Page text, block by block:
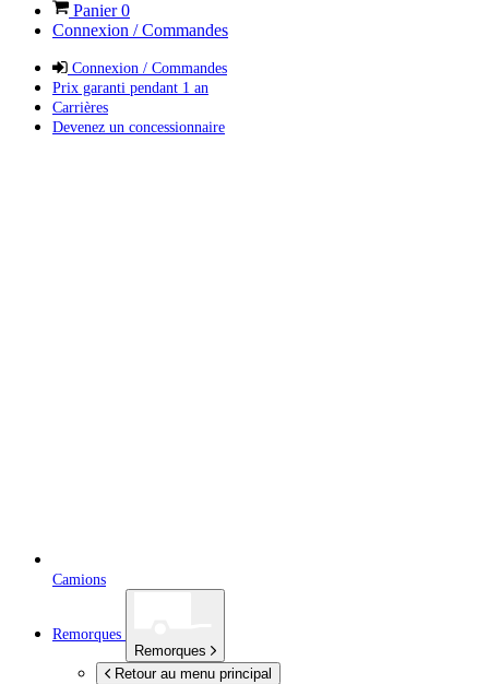
Panier0
Connexion / Commandes
Connexion / Commandes
Prix garanti pendant 1 an
Carrières
Devenez un concessionnaire
Camions
Remorques
Remorques
Retour au menu principal